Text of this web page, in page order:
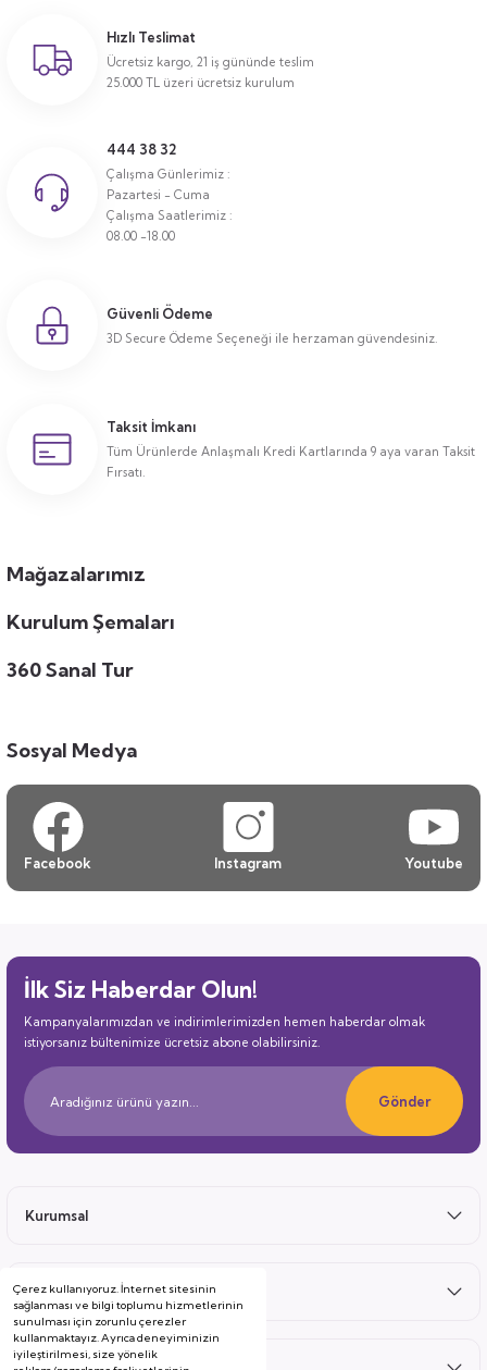
Çerez kullanıyoruz. İnternet sitesinin
sağlanması ve bilgi toplumu hizmetlerinin
sunulması için zorunlu çerezler
kullanmaktayız. Ayrıca deneyiminizin
iyileştirilmesi, size yönelik
Hızlı Teslimat
Ücretsiz kargo, 21 iş gününde teslim
25.000 TL üzeri ücretsiz kurulum
444 38 32
Çalışma Günlerimiz :
Pazartesi - Cuma
Çalışma Saatlerimiz :
08.00 -18.00
Güvenli Ödeme
3D Secure Ödeme Seçeneği ile herzaman güvendesiniz.
Taksit İmkanı
Tüm Ürünlerde Anlaşmalı Kredi Kartlarında 9 aya varan Taksit
Fırsatı.
Mağazalarımız
Kurulum Şemaları
360 Sanal Tur
Sosyal Medya
Facebook Instagram Youtube
İlk Siz Haberdar Olun!
Kampanyalarımızdan ve indirimlerimizden hemen haberdar olmak
istiyorsanız bültenimize ücretsiz abone olabilirsiniz.
Gönder
Kurumsal
Satış Sonrası